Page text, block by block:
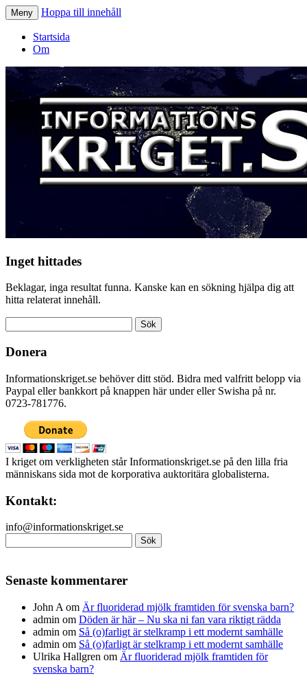
Informationskriget.se
Meny Hoppa till innehåll
Startsida
Om
Inget hittades
Beklagar, inga resultat funna. Kanske kan en sökning hjälpa dig att
hitta relaterat innehåll.
efter:
Donera
Informationskriget.se behöver ditt stöd. Bidra med valfritt belopp via
Paypal eller bankkort på knappen här under eller Swisha på nr.
0723-781776.
I kriget om verkligheten står Informationskriget.se på den lilla fria
människans sida mot de korporativa auktoritära globalisterna.
Kontakt:
info@informationskriget.se
efter:
Senaste kommentarer
John A om Är fluoriderad mjölk framtiden för svenska barn?
admin om Döden är här – Nu ska ni fan vara riktigt rädda
admin om Så (o)farligt är stelkramp i ett modernt samhälle
admin om Så (o)farligt är stelkramp i ett modernt samhälle
Ulrika Hallgren om Är fluoriderad mjölk framtiden för
svenska barn?